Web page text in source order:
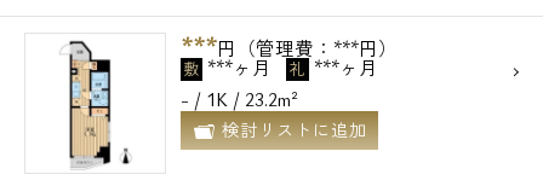
***円（管理費：***円）
敷 ***ヶ月 礼 ***ヶ月
- / 1K / 23.2m²
検討リストに追加